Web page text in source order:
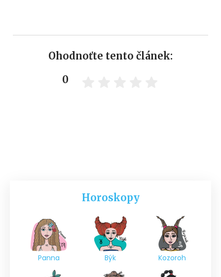
Ohodnoťte tento článek:
0
Horoskopy
Panna Býk Kozoroh